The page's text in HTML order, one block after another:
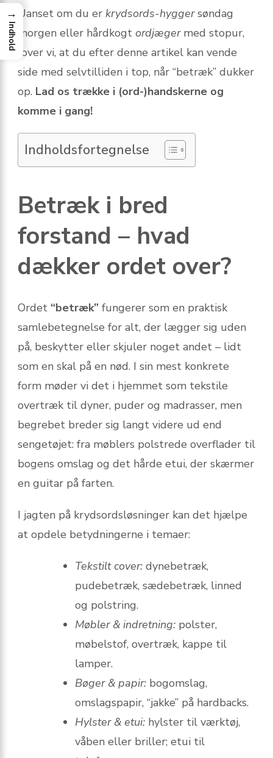
Uanset om du er krydsords-hyggersøndag
morgen eller hårdkogt ordjægermed stopur,
lover vi, at du efter denne artikel kan vende
side med selvtilliden i top, når “betræk” dukker
op. Lad os trække i (ord-)handskerne og
komme i gang!
Indholdsfortegnelse
Betræk i bred
forstand – hvad
dækker ordet over?
Ordet “betræk” fungerer som en praktisk
samlebetegnelse for alt, der lægger sig uden
på, beskytter eller skjuler noget andet – lidt
som en skal på en nød. I sin mest konkrete
form møder vi det i hjemmet som tekstile
overtræk til dyner, puder og madrasser, men
begrebet breder sig langt videre ud end
sengetøjet: fra møblers polstrede overflader til
bogens omslag og det hårde etui, der skærmer
en guitar på farten.
I jagten på krydsordsløsninger kan det hjælpe
at opdele betydningerne i temaer:
Tekstilt cover: dynebetræk,
pudebetræk, sædebetræk, linned
og polstring.
Møbler & indretning: polster,
møbelstof, overtræk, kappe til
lamper.
Bøger & papir: bogomslag,
omslagspapir, “jakke” på hardbacks.
Hylster & etui: hylster til værktøj,
våben eller briller; etui til
→
Indhold